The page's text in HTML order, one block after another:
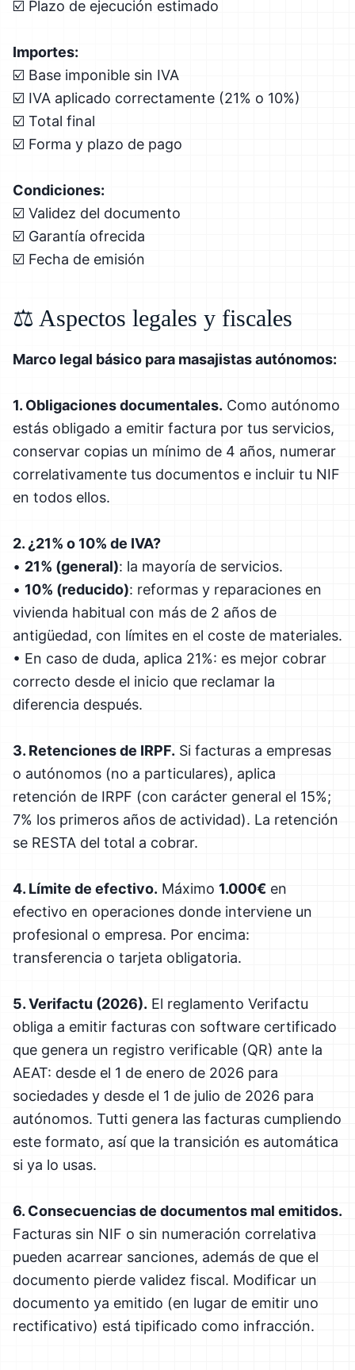
☑️ Plazo de ejecución estimado
Importes:
☑️ Base imponible sin IVA
☑️ IVA aplicado correctamente (21% o 10%)
☑️ Total final
☑️ Forma y plazo de pago
Condiciones:
☑️ Validez del documento
☑️ Garantía ofrecida
☑️ Fecha de emisión
⚖️ Aspectos legales y fiscales
Marco legal básico para masajistas autónomos:
1. Obligaciones documentales. Como autónomo
estás obligado a emitir factura por tus servicios,
conservar copias un mínimo de 4 años, numerar
correlativamente tus documentos e incluir tu NIF
en todos ellos.
2. ¿21% o 10% de IVA?
• 21% (general): la mayoría de servicios.
• 10% (reducido): reformas y reparaciones en
vivienda habitual con más de 2 años de
antigüedad, con límites en el coste de materiales.
• En caso de duda, aplica 21%: es mejor cobrar
correcto desde el inicio que reclamar la
diferencia después.
3. Retenciones de IRPF. Si facturas a empresas
o autónomos (no a particulares), aplica
retención de IRPF (con carácter general el 15%;
7% los primeros años de actividad). La retención
se RESTA del total a cobrar.
4. Límite de efectivo. Máximo 1.000€ en
efectivo en operaciones donde interviene un
profesional o empresa. Por encima:
transferencia o tarjeta obligatoria.
5. Verifactu (2026). El reglamento Verifactu
obliga a emitir facturas con software certificado
que genera un registro verificable (QR) ante la
AEAT: desde el 1 de enero de 2026 para
sociedades y desde el 1 de julio de 2026 para
autónomos. Tutti genera las facturas cumpliendo
este formato, así que la transición es automática
si ya lo usas.
6. Consecuencias de documentos mal emitidos.
Facturas sin NIF o sin numeración correlativa
pueden acarrear sanciones, además de que el
documento pierde validez fiscal. Modificar un
documento ya emitido (en lugar de emitir uno
rectificativo) está tipificado como infracción.